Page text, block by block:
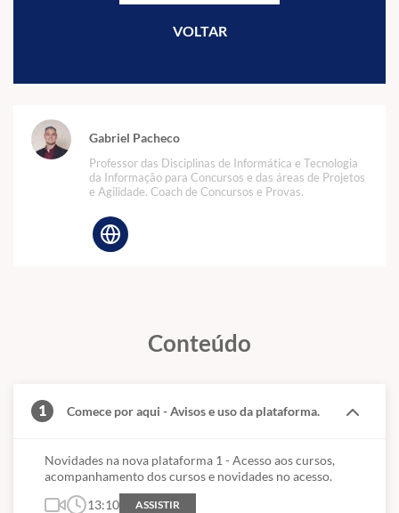
Gabriel Pacheco
Professor das Disciplinas de Informática e Tecnologia
da Informação para Concursos e das áreas de Projetos
e Agilidade. Coach de Concursos e Provas.
VOLTAR
Conteúdo
1 Comece por aqui - Avisos e uso da plataforma.
Novidades na nova plataforma 1 - Acesso aos cursos,
acompanhamento dos cursos e novidades no acesso.
13:10
ASSISTIR